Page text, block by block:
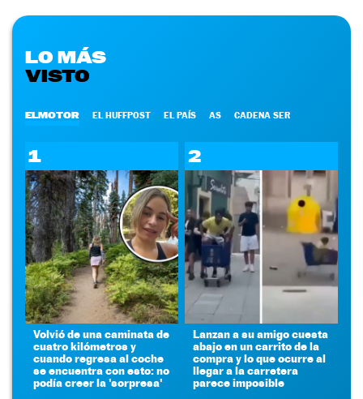
LO MÁS
VISTO
ELMOTOR EL HUFFPOST EL PAÍS AS CADENA SER
1
Volvió de una caminata de
cuatro kilómetros y
cuando regresa al coche
se encuentra con esto: no
podía creer la 'sorpresa'
2
Lanzan a su amigo cuesta
abajo en un carrito de la
compra y lo que ocurre al
llegar a la carretera
parece imposible